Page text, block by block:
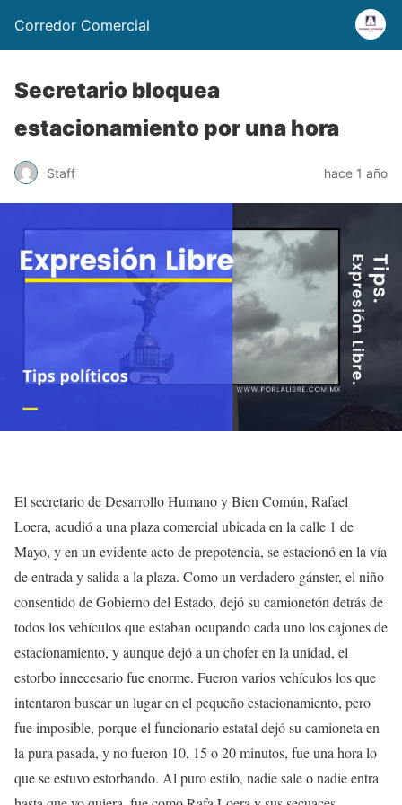
Corredor Comercial
Secretario bloquea
estacionamiento por una hora
Staff hace 1 año
El secretario de Desarrollo Humano y Bien Común, Rafael
Loera, acudió a una plaza comercial ubicada en la calle 1 de
Mayo, y en un evidente acto de prepotencia, se estacionó en la vía
de entrada y salida a la plaza. Como un verdadero gánster, el niño
consentido de Gobierno del Estado, dejó su camionetón detrás de
todos los vehículos que estaban ocupando cada uno los cajones de
estacionamiento, y aunque dejó a un chofer en la unidad, el
estorbo innecesario fue enorme. Fueron varios vehículos los que
intentaron buscar un lugar en el pequeño estacionamiento, pero
fue imposible, porque el funcionario estatal dejó su camioneta en
la pura pasada, y no fueron 10, 15 o 20 minutos, fue una hora lo
que se estuvo estorbando. Al puro estilo, nadie sale o nadie entra